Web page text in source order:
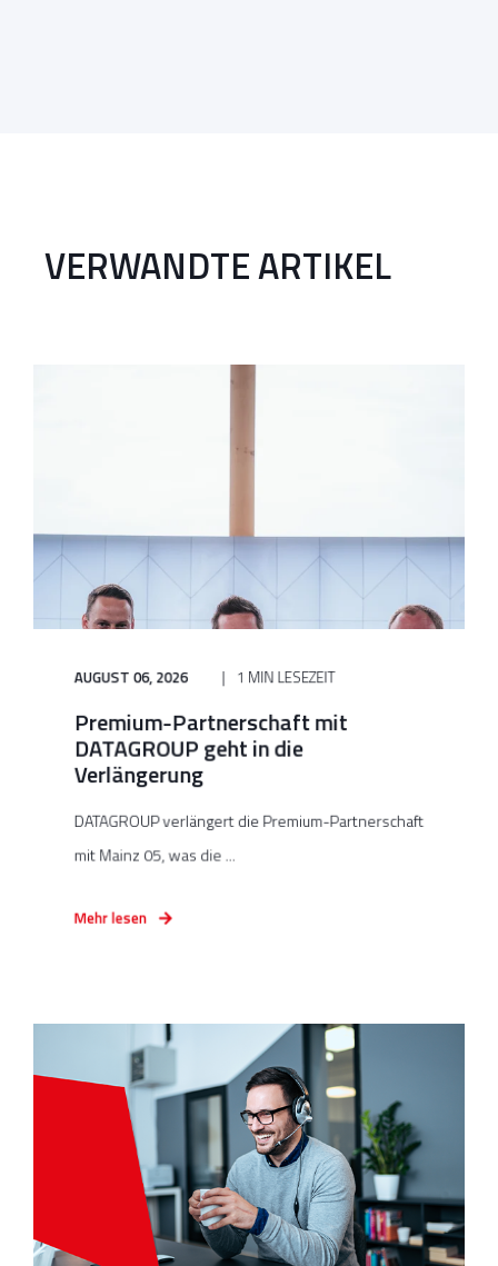
VERWANDTE ARTIKEL
AUGUST 06, 2026 1 MIN LESEZEIT
Premium-Partnerschaft mit
DATAGROUP geht in die
Verlängerung
DATAGROUP verlängert die Premium-Partnerschaft
mit Mainz 05, was die ...
Mehr lesen